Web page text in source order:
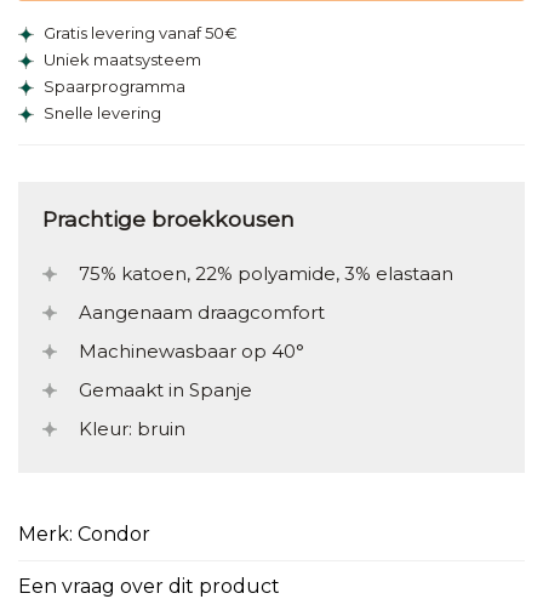
Gratis levering vanaf 50€
Uniek maatsysteem
Spaarprogramma
Snelle levering
Prachtige broekkousen
75% katoen, 22% polyamide, 3% elastaan
Aangenaam draagcomfort
Machinewasbaar op 40°
Gemaakt in Spanje
Kleur: bruin
Merk: Condor
Een vraag over dit product